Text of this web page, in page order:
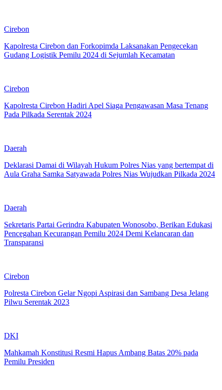
Cirebon
Kapolresta Cirebon dan Forkopimda Laksanakan Pengecekan
Gudang Logistik Pemilu 2024 di Sejumlah Kecamatan
Cirebon
Kapolresta Cirebon Hadiri Apel Siaga Pengawasan Masa Tenang
Pada Pilkada Serentak 2024
Daerah
Deklarasi Damai di Wilayah Hukum Polres Nias yang bertempat di
Aula Graha Samka Satyawada Polres Nias Wujudkan Pilkada 2024
Daerah
Sekretaris Partai Gerindra Kabupaten Wonosobo, Berikan Edukasi
Pencegahan Kecurangan Pemilu 2024 Demi Kelancaran dan
Transparansi
Cirebon
Polresta Cirebon Gelar Ngopi Aspirasi dan Sambang Desa Jelang
Pilwu Serentak 2023
DKI
Mahkamah Konstitusi Resmi Hapus Ambang Batas 20% pada
Pemilu Presiden